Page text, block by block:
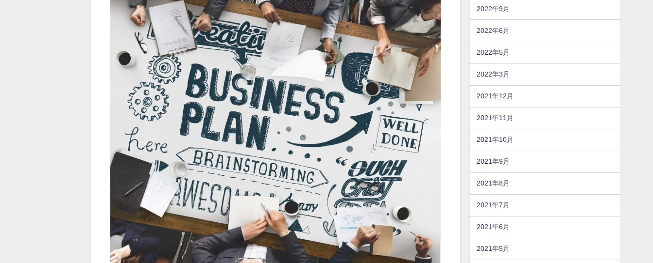
2022年9月
2022年6月
2022年5月
2022年3月
2021年12月
2021年11月
2021年10月
2021年9月
2021年8月
2021年7月
2021年6月
2021年5月